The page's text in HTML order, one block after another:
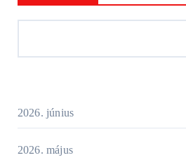
2026. június
2026. május